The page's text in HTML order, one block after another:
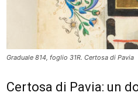
Graduale 814, foglio 31R. Certosa di Pavia
Certosa di Pavia: un